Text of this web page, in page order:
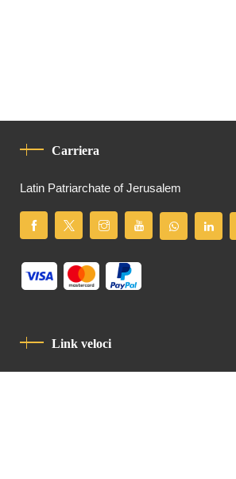
Carriera
Latin Patriarchate of Jerusalem
Link veloci